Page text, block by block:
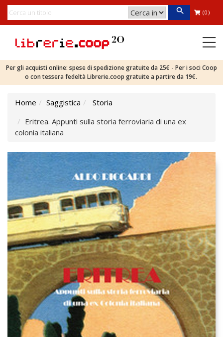
(0)
Per gli acquisti online: spese di spedizione gratuite da 25€ - Per i soci Coop
o con tessera fedeltà Librerie.coop gratuite a partire da 19€.
Home Saggistica
Storia
Eritrea. Appunti sulla storia ferroviaria di una ex
colonia italiana